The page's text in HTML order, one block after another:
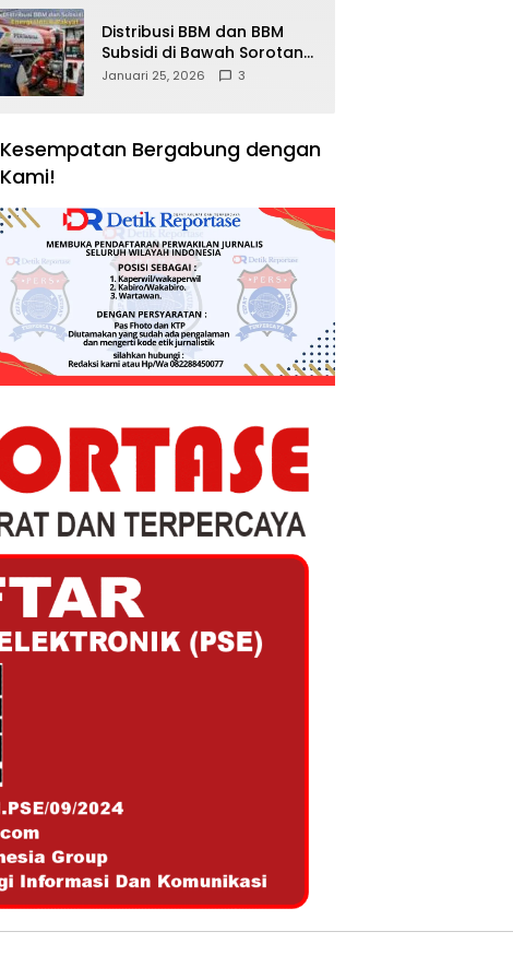
Distribusi BBM dan BBM
Subsidi di Bawah Sorotan
Publik: Antara Kepentingan
Januari 25, 2026 3
Kesempatan Bergabung dengan
Kami!